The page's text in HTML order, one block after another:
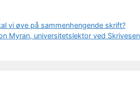
vi øve på sammenhengende skrift?
Myran, universitetslektor ved